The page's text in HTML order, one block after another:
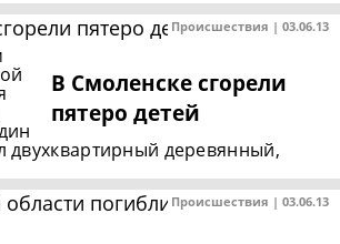
Происшествия | 03.06.13
В Смоленске сгорели
пятеро детей
двухквартирный деревянный,
Происшествия | 03.06.13